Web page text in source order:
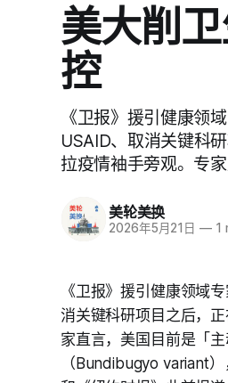
美大削
控
《卫报》援引健康领
USAID、取消关键科
拉疫情袖手旁观。专
美轮美换
2026年5月21日 — 1
《卫报》援引健康领域
消关键科研项目之后，
家直言，美国目前是「
（Bundibugyo variant